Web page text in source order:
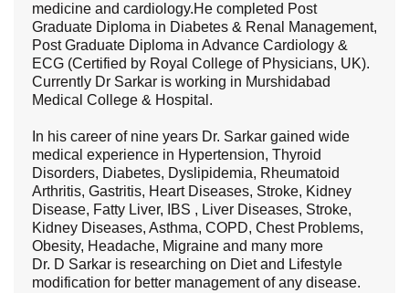
medicine and cardiology.He completed Post
Graduate Diploma in Diabetes & Renal Management,
Post Graduate Diploma in Advance Cardiology &
ECG (Certified by Royal College of Physicians, UK).
Currently Dr Sarkar is working in Murshidabad
Medical College & Hospital.
In his career of nine years Dr. Sarkar gained wide
medical experience in Hypertension, Thyroid
Disorders, Diabetes, Dyslipidemia, Rheumatoid
Arthritis, Gastritis, Heart Diseases, Stroke, Kidney
Disease, Fatty Liver, IBS , Liver Diseases, Stroke,
Kidney Diseases, Asthma, COPD, Chest Problems,
Obesity, Headache, Migraine and many more
Dr. D Sarkar is researching on Diet and Lifestyle
modification for better management of any disease.